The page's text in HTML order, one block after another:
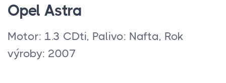
Opel Astra
Motor: 1.3 CDti, Palivo: Nafta, Rok
výroby: 2007